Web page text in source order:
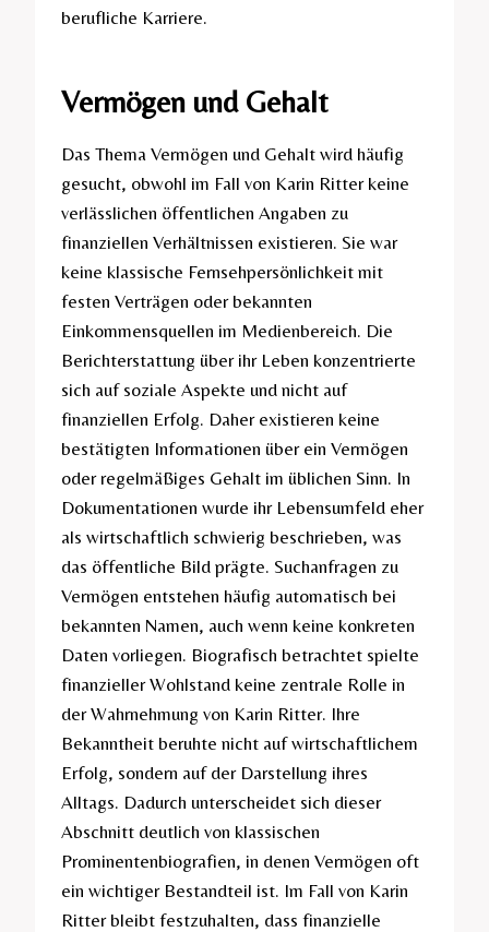
berufliche Karriere.
Vermögen und Gehalt
Das Thema Vermögen und Gehalt wird häufig
gesucht, obwohl im Fall von Karin Ritter keine
verlässlichen öffentlichen Angaben zu
finanziellen Verhältnissen existieren. Sie war
keine klassische Fernsehpersönlichkeit mit
festen Verträgen oder bekannten
Einkommensquellen im Medienbereich. Die
Berichterstattung über ihr Leben konzentrierte
sich auf soziale Aspekte und nicht auf
finanziellen Erfolg. Daher existieren keine
bestätigten Informationen über ein Vermögen
oder regelmäßiges Gehalt im üblichen Sinn. In
Dokumentationen wurde ihr Lebensumfeld eher
als wirtschaftlich schwierig beschrieben, was
das öffentliche Bild prägte. Suchanfragen zu
Vermögen entstehen häufig automatisch bei
bekannten Namen, auch wenn keine konkreten
Daten vorliegen. Biografisch betrachtet spielte
finanzieller Wohlstand keine zentrale Rolle in
der Wahrnehmung von Karin Ritter. Ihre
Bekanntheit beruhte nicht auf wirtschaftlichem
Erfolg, sondern auf der Darstellung ihres
Alltags. Dadurch unterscheidet sich dieser
Abschnitt deutlich von klassischen
Prominentenbiografien, in denen Vermögen oft
ein wichtiger Bestandteil ist. Im Fall von Karin
Ritter bleibt festzuhalten, dass finanzielle